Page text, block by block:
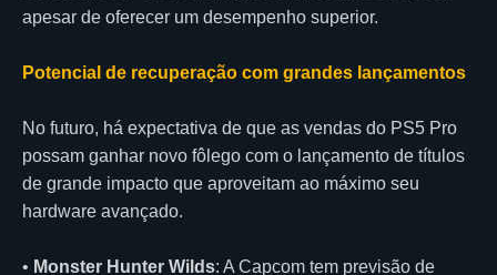
apesar de oferecer um desempenho superior.
Potencial de recuperação com grandes lançamentos
No futuro, há expectativa de que as vendas do PS5 Pro
possam ganhar novo fôlego com o lançamento de títulos
de grande impacto que aproveitam ao máximo seu
hardware avançado.
• Monster Hunter Wilds: A Capcom tem previsão de